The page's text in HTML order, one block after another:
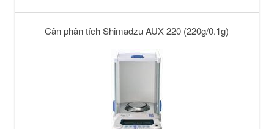
Cân phân tích Shimadzu AUX 220 (220g/0.1g)